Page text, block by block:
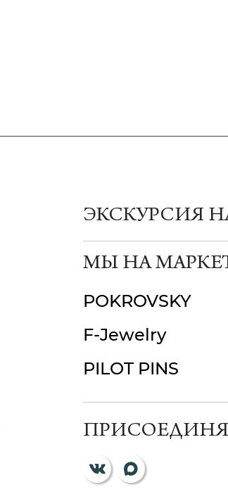
ЭКСКУРСИЯ
МЫ НА
POKROVSKY
F-Jewelry
PILOT PINS